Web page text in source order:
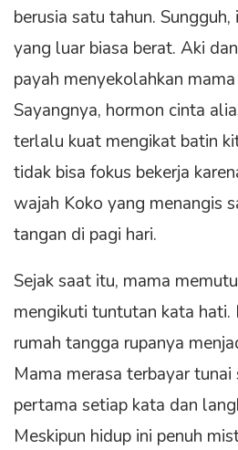
berusia satu tahun.
yang luar biasa berat. Aki
payah menyekolahkan
Sayangnya, hormon cinta
terlalu kuat mengikat batin
tidak bisa fokus bekerja
wajah Koko yang menangis
tangan di pagi hari.
Sejak saat itu, mama
mengikuti tuntutan kata hati.
rumah tangga rupanya
Mama merasa terbayar
pertama setiap kata dan
Meskipun hidup ini penuh